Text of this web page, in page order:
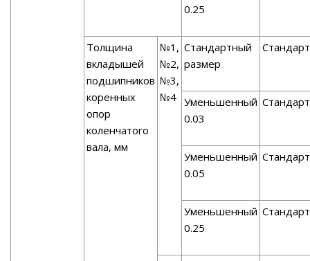
0.25
Толщина
вкладышей
подшипников
коренных
опор
коленчатого
вала, мм
№1,
№2,
№3,
№4
Стандартный
размер
Стандарт
Уменьшенный
0.03
Стандарт
Уменьшенный
0.05
Стандарт
Уменьшенный
0.25
Стандарт